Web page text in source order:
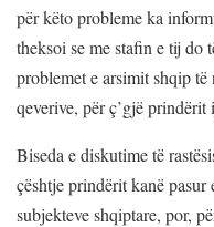
për këto probleme ka
theksoi se me stafin e tij do
problemet e arsimit shqip
qeverive, për ç’gjë
Biseda e diskutime të
çështje prindërit kanë
subjekteve shqiptare, por,